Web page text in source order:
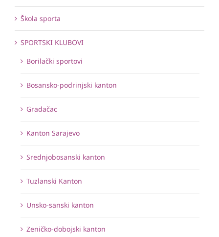
Škola sporta
SPORTSKI KLUBOVI
Borilački sportovi
Bosansko-podrinjski kanton
Gradačac
Kanton Sarajevo
Srednjobosanski kanton
Tuzlanski Kanton
Unsko-sanski kanton
Zeničko-dobojski kanton